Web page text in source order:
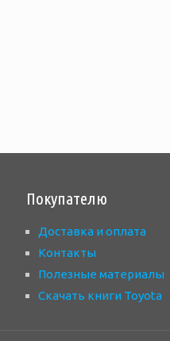
Покупателю
Доставка и оплата
Контакты
Полезные материалы
Скачать книги Toyota